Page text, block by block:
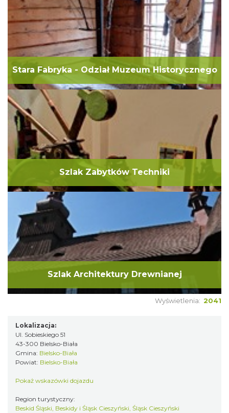
Stara Fabryka - Odział Muzeum Historycznego
Szlak Zabytków Techniki
Szlak Architektury Drewnianej
Wyświetlenia: 2041
Lokalizacja:
Ul. Sobieskiego 51
43-300 Bielsko-Biała
Gmina: Bielsko-Biała
Powiat: Bielsko-Biała
Pokaż wskazówki dojazdu
Region turystyczny:
Beskid Śląski, Beskidy i Śląsk Cieszyński, Śląsk Cieszyński